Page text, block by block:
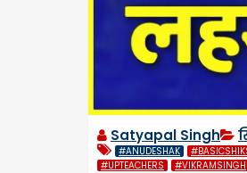
Satyapal Singh
#ANUDESHAK
#UPTEACHERS
#VIKRAMSINGH